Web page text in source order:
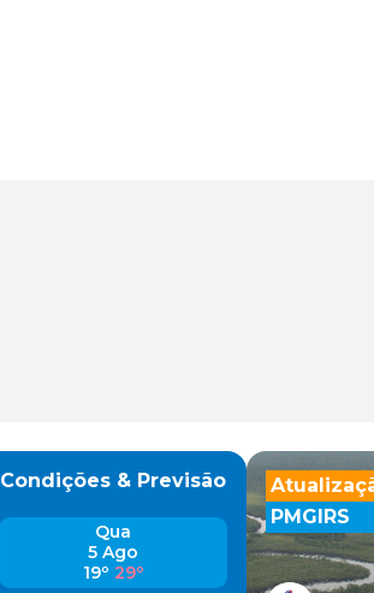
Condições & Previsão
Qua
5 Ago
19º 29º
PMGIRS